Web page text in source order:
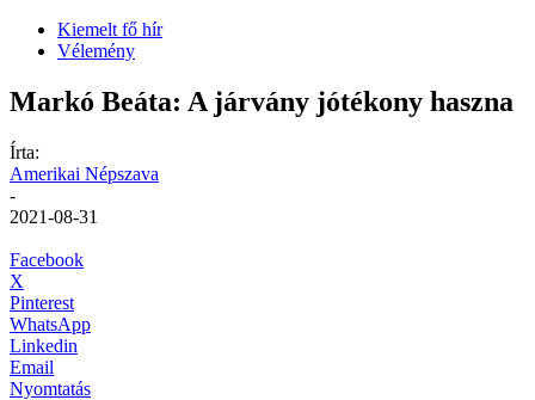
Kiemelt fő hír
Vélemény
Markó Beáta: A járvány jótékony haszna
Írta:
Amerikai Népszava
-
2021-08-31
Facebook
X
Pinterest
WhatsApp
Linkedin
Email
Nyomtatás